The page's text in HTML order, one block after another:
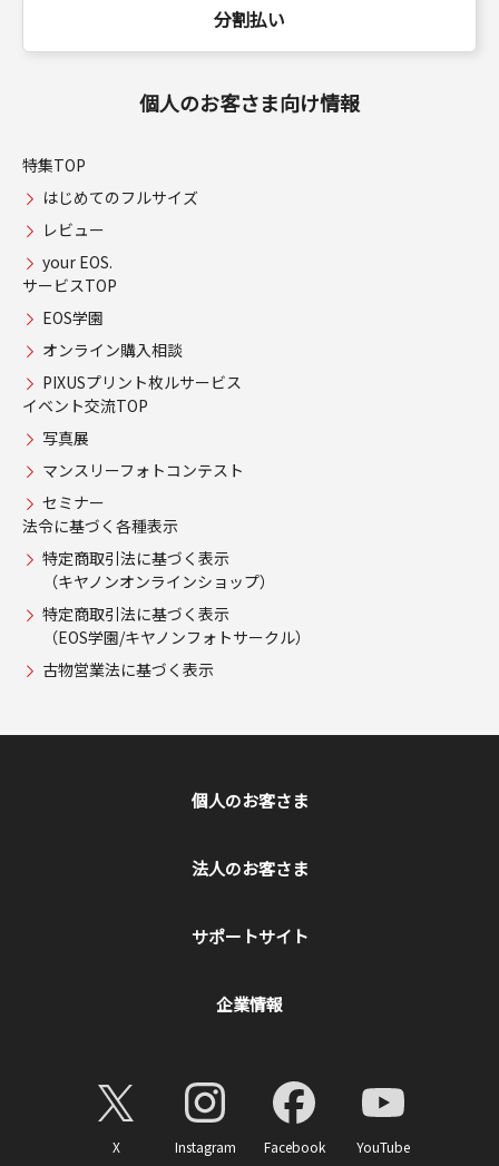
分割払い
個人のお客さま向け情報
特集TOP
はじめてのフルサイズ
レビュー
your EOS.
サービスTOP
EOS学園
オンライン購入相談
PIXUSプリント枚ルサービス
イベント交流TOP
写真展
マンスリーフォトコンテスト
セミナー
法令に基づく各種表示
特定商取引法に基づく表示
（キヤノンオンラインショップ）
特定商取引法に基づく表示
（EOS学園/キヤノンフォトサークル）
古物営業法に基づく表示
個人のお客さま
法人のお客さま
サポートサイト
企業情報
X Instagram Facebook YouTube